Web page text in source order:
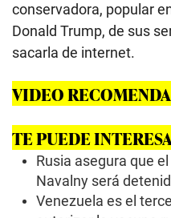
conservadora, popular
Donald Trump, de sus
sacarla de internet.
VIDEO
TE PUEDE
Rusia asegura que
Navalny será
Venezuela es el